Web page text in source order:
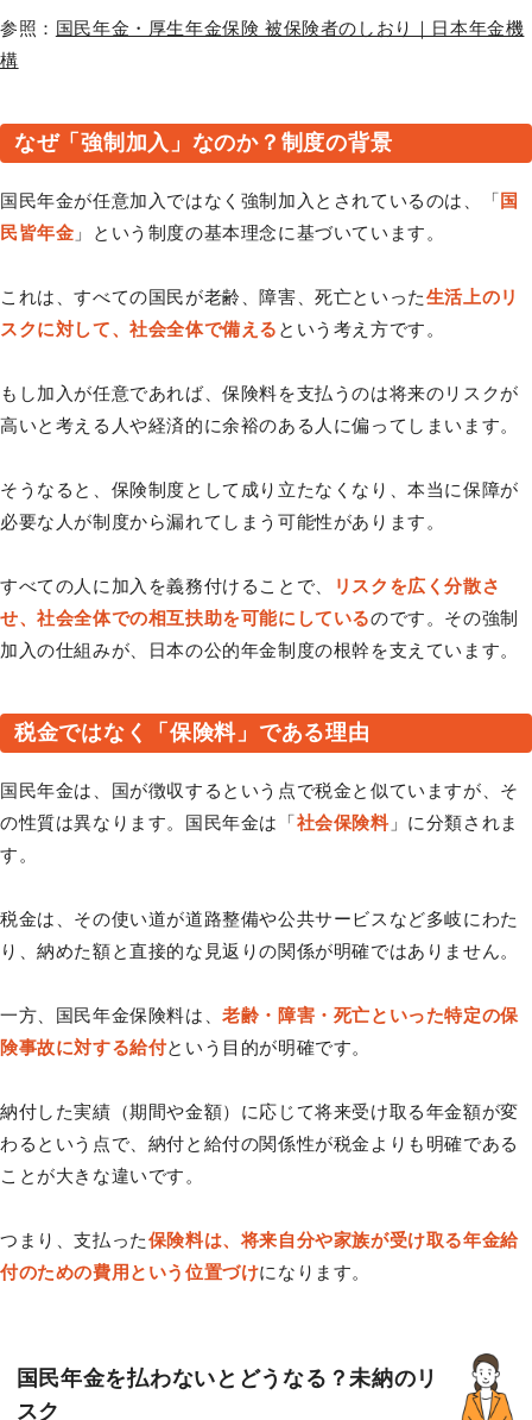
参照： 国民年金・厚生年金保険 被保険者のしおり｜日本年金機
構
なぜ「強制加入」なのか？制度の背景
国民年金が任意加入ではなく強制加入とされているのは、「国
民皆年金 」という制度の基本理念に基づいています。
これは、すべての国民が老齢、障害、死亡といった生活上のリ
スクに対して、社会全体で備える という考え方です。
もし加入が任意であれば、保険料を支払うのは将来のリスクが
高いと考える人や経済的に余裕のある人に偏ってしまいます。
そうなると、保険制度として成り立たなくなり、本当に保障が
必要な人が制度から漏れてしまう可能性があります。
すべての人に加入を義務付けることで、
リスクを広く分散さ
せ、社会全体での相互扶助を可能にしているのです。その強制
加入の仕組みが、日本の公的年金制度の根幹を支えています。
税金ではなく「保険料」である理由
国民年金は、国が徴収するという点で税金と似ていますが、そ
の性質は異なります。国民年金は「社会保険料」に分類されま
す。
税金は、その使い道が道路整備や公共サービスなど多岐にわた
り、納めた額と直接的な見返りの関係が明確ではありません。
一方、国民年金保険料は、老齢・障害・死亡といった特定の保
険事故に対する給付という目的が明確です。
納付した実績（期間や金額）に応じて将来受け取る年金額が変
わるという点で、納付と給付の関係性が税金よりも明確である
ことが大きな違いです。
つまり、支払った保険料は、将来自分や家族が受け取る年金給
付のための費用という位置づけになります。
国民年金を払わないとどうなる？未納のリ
スク